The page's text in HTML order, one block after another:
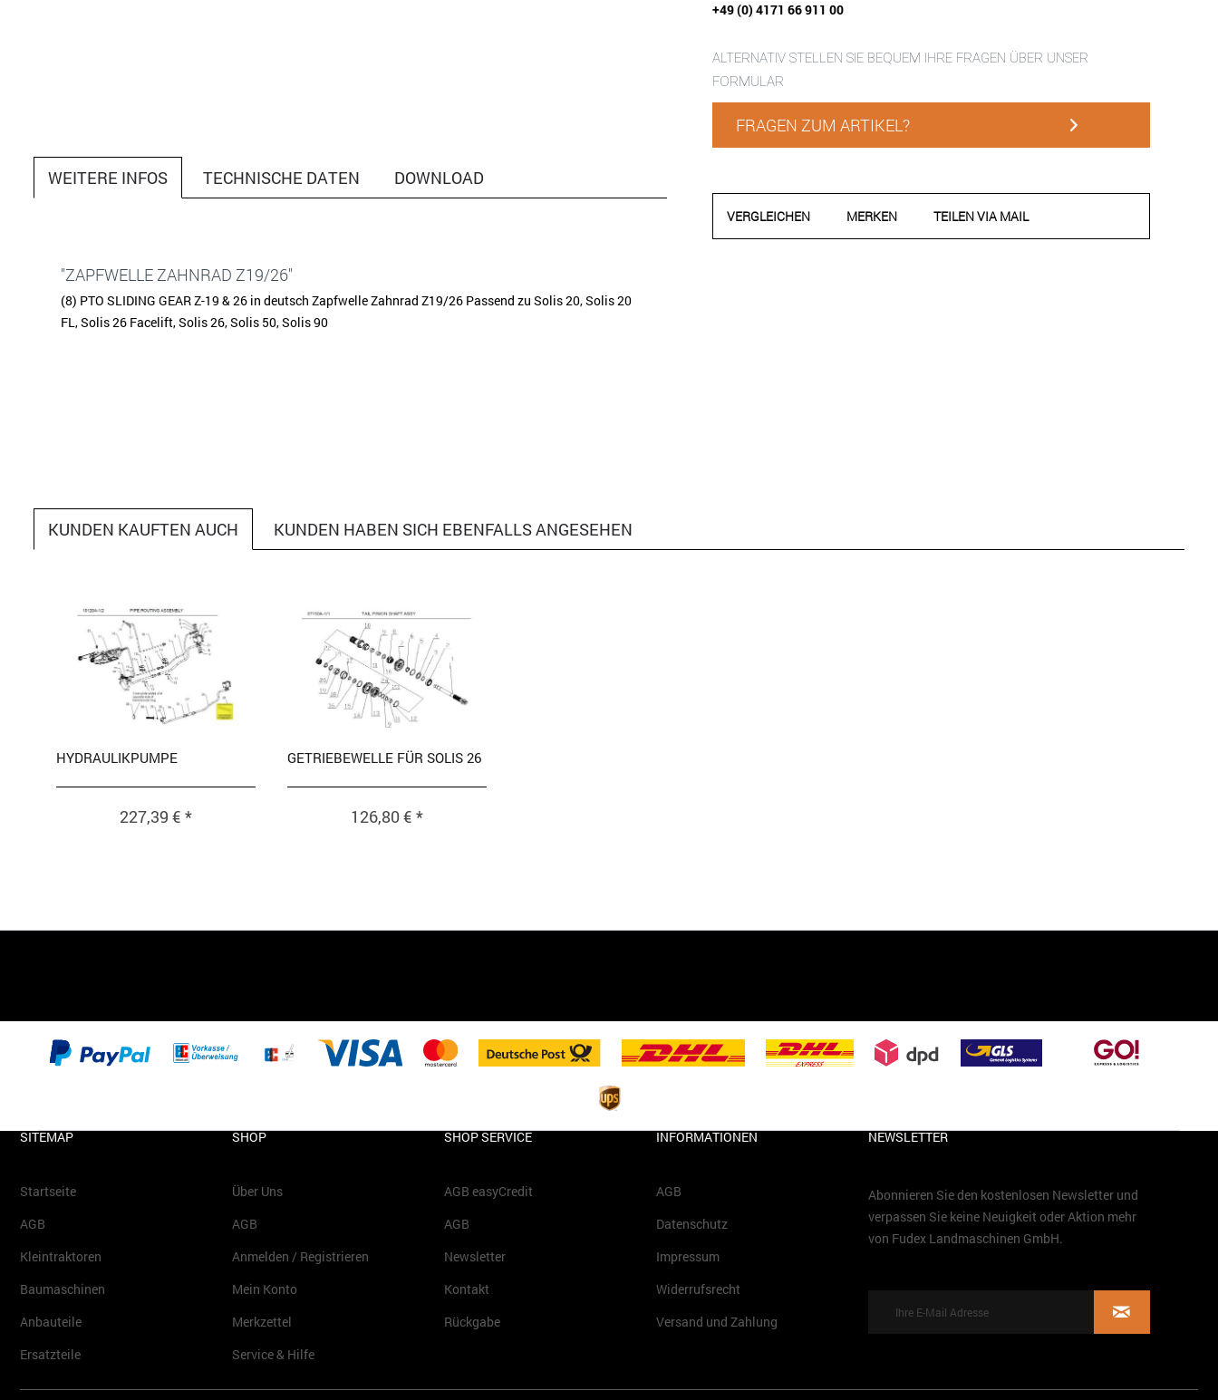
+49 (0) 4171 66 911 00
ALTERNATIV STELLEN SIE BEQUEM IHRE FRAGEN ÜBER UNSER
FORMULAR
FRAGEN ZUM ARTIKEL?
VERGLEICHEN MERKEN TEILEN VIA MAIL
WEITERE INFOS TECHNISCHE DATEN DOWNLOAD
"ZAPFWELLE ZAHNRAD Z19/26"
(8) PTO SLIDING GEAR Z-19 & 26 in deutsch Zapfwelle Zahnrad Z19/26 Passend zu Solis 20, Solis 20
FL, Solis 26 Facelift, Solis 26, Solis 50, Solis 90
KUNDEN KAUFTEN AUCH KUNDEN HABEN SICH EBENFALLS ANGESEHEN
HYDRAULIKPUMPE
227,39 € *
GETRIEBEWELLE FÜR SOLIS 26
126,80 € *
SITEMAP
Startseite
AGB
Kleintraktoren
Baumaschinen
Anbauteile
Ersatzteile
SHOP
Über Uns
AGB
Anmelden / Registrieren
Mein Konto
Merkzettel
Service & Hilfe
SHOP SERVICE
AGB easyCredit
AGB
Newsletter
Kontakt
Rückgabe
INFORMATIONEN
AGB
Datenschutz
Impressum
Widerrufsrecht
Versand und Zahlung
NEWSLETTER
Abonnieren Sie den kostenlosen Newsletter und
verpassen Sie keine Neuigkeit oder Aktion mehr
von Fudex Landmaschinen GmbH.